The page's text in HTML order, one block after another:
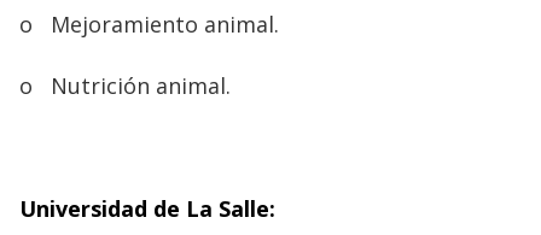
o Mejoramiento animal.
o Nutrición animal.
Universidad de La Salle: